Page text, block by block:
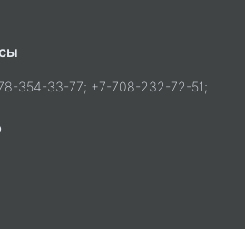
354-33-77; +7-708-232-72-51;